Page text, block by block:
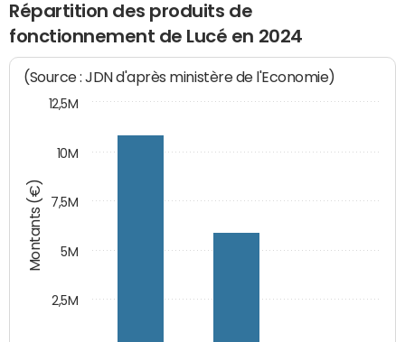
Répartition des produits de
fonctionnement de Lucé en 2024
Montants (€)
(Source : JDN d'après ministère de l'Economie)
2,5M
5M
7,5M
10M
12,5M